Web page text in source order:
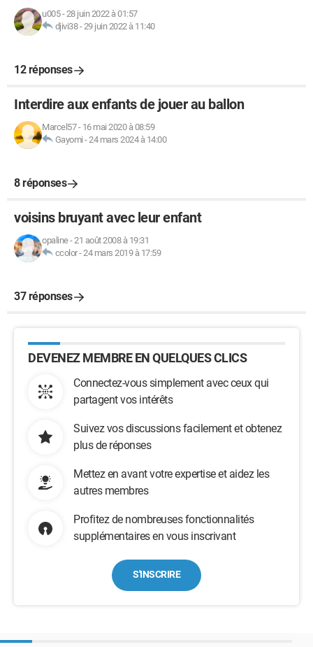
u005-28 juin 2022 à 01:57
djivi38-29 juin 2022 à 11:40
12 réponses
Interdire aux enfants de jouer au ballon
Marcel57- 16 mai 2020 à 08:59
Gayomi -24 mars 2024 à 14:00
8 réponses
voisins bruyant avec leur enfant
opaline-21 août 2008 à 19:31
ccolor-24 mars 2019 à 17:59
37 réponses
DEVENEZ MEMBRE EN QUELQUES CLICS
Connectez-vous simplement avec ceux qui
partagent vos intérêts
Suivez vos discussions facilement et obtenez
plus de réponses
Mettez en avant votre expertise et aidez les
autres membres
Profitez de nombreuses fonctionnalités
supplémentaires en vous inscrivant
S'INSCRIRE